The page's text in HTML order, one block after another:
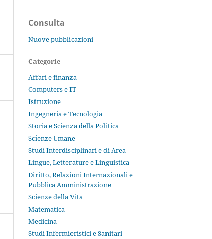
Consulta
Nuove pubblicazioni
Categorie
Affari e finanza
Computers e IT
Istruzione
Ingegneria e Tecnologia
Storia e Scienza della Politica
Scienze Umane
Studi Interdisciplinari e di Area
Lingue, Letterature e Linguistica
Diritto, Relazioni Internazionali e
Pubblica Amministrazione
Scienze della Vita
Matematica
Medicina
Studi Infermieristici e Sanitari